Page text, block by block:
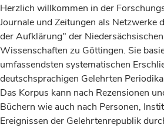
Herzlich willkommen in der
Journale und Zeitungen als Netzwerke
der Aufklärung" der
Wissenschaften zu Göttingen. Sie
umfassendsten systematischen
deutschsprachigen Gelehrten
Das Korpus kann nach Rezensionen
Büchern wie auch nach Personen,
Ereignissen der Gelehrtenrepublik